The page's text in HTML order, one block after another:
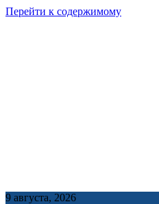
Перейти к содержимому
9 августа, 2026